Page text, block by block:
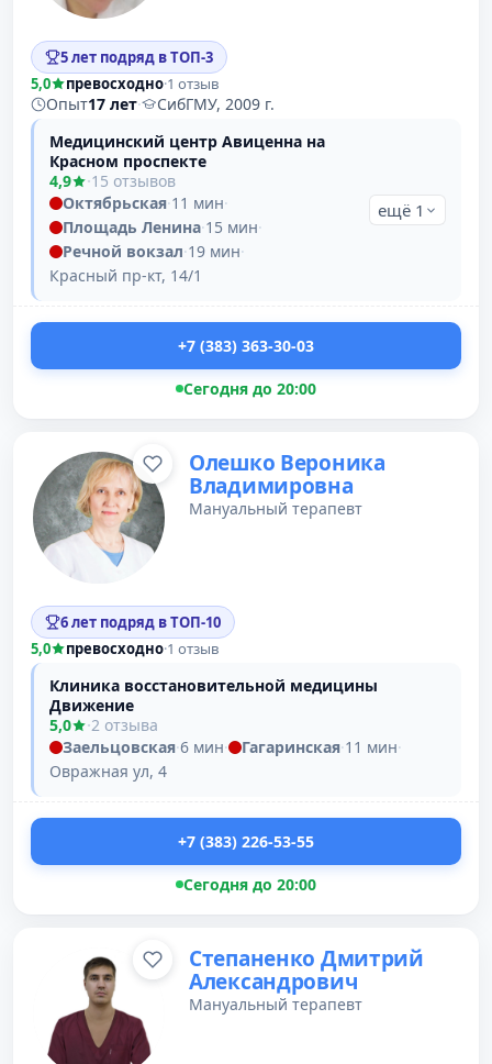
5 лет подряд в ТОП-3
5,0
превосходно·1 отзыв
Опыт17 лет·
СибГМУ, 2009 г.
Медицинский центр Авиценна на
Красном проспекте
4,9
·15 отзывов
Октябрьская·11 мин·
Площадь Ленина·15 мин·
Речной вокзал·19 мин·
Красный пр-кт, 14/1
ещё 1
+7 (383) 363-30-03
Сегодня до 20:00
Олешко Вероника
Владимировна
Мануальный терапевт
6 лет подряд в ТОП-10
5,0
превосходно·1 отзыв
Клиника восстановительной медицины
Движение
5,0
·2 отзыва
Заельцовская·6 мин· Гагаринская·11 мин·
Овражная ул, 4
+7 (383) 226-53-55
Сегодня до 20:00
Степаненко Дмитрий
Александрович
Мануальный терапевт